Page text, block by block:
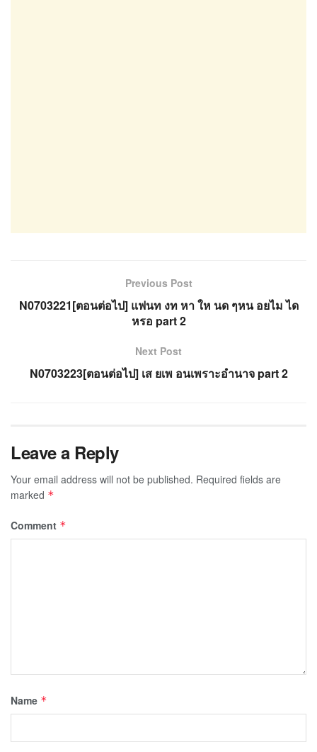
Previous Post
N0703221[ตอนต่อไป] แฟนท งท หา ให นด ๆหน อยไม ได
หรอ part 2
Next Post
N0703223[ตอนต่อไป] เส ยเพ อนเพราะอำนาจ part 2
Leave a Reply
Your email address will not be published. Required fields are
marked *
Comment *
Name *